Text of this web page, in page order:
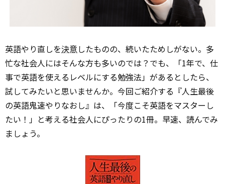
英語やり直しを決意したものの、続いたためしがない。多
忙な社会人にはそんな方も多いのでは？でも、「1年で、仕
事で英語を使えるレベルにする勉強法」があるとしたら、
試してみたいと思いませんか。今回ご紹介する『人生最後
の英語鬼速やりなおし』は、「今度こそ英語をマスターし
たい！」と考える社会人にぴったりの1冊。早速、読んでみ
ましょう。